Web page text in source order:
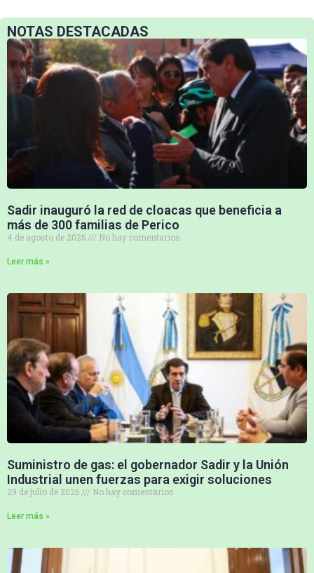
NOTAS DESTACADAS
Sadir inauguró la red de cloacas que beneficia a
más de 300 familias de Perico
4 de agosto de 2026 No hay comentarios
Leer más »
Suministro de gas: el gobernador Sadir y la Unión
Industrial unen fuerzas para exigir soluciones
29 de julio de 2026 No hay comentarios
Leer más »